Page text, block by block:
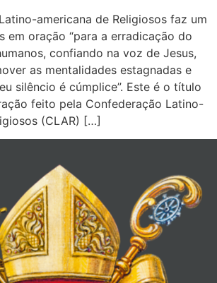
americana de Religiosos faz um
em oração “para a erradicação do
confiando na voz de Jesus,
as mentalidades estagnadas e
silêncio é cúmplice”. Este é o título
feito pela Confederação Latino-
(CLAR) […]